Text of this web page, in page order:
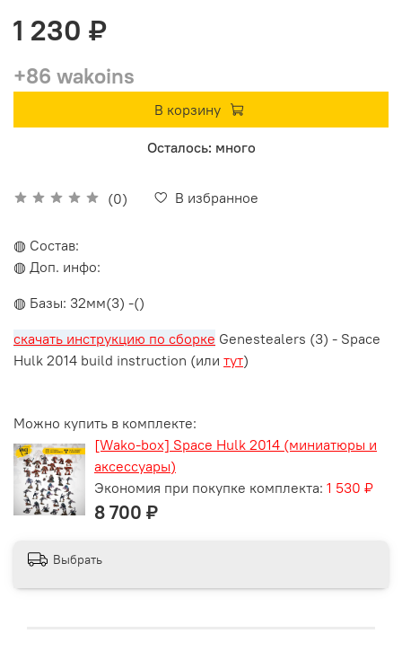
(0) В избранное
1 230 ₽
+86 wakoins
В корзину
Осталось: много
◍ Состав:
◍ Доп. инфо:
◍ Базы: 32мм(3) -()
скачать инструкцию по сборке Genestealers (3) - Space
Hulk 2014 build instruction (или тут)
Выбрать
Можно купить в комплекте:
[Wako-box] Space Hulk 2014 (миниатюры и
аксессуары)
Экономия при покупке комплекта: 1 530 ₽
8 700 ₽